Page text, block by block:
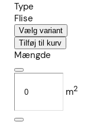
Type
Flise
Vælg variant
Tilføj til kurv
Mængde
m2